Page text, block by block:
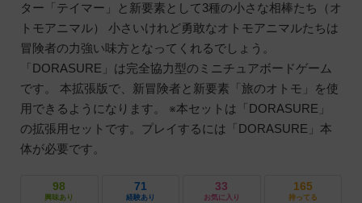
ター「テイマー」と新要素として3種の小さな相棒たち（オ
トモアニマル） 小さいけれど勇敢なオトモアニマルたちは
冒険者の力強い味方となってくれるでしょう。
「DORASURE」は完全協力型のミニチュアボードゲーム
です。 本拡張版で、新冒険者と新要素「旅のオトモ」を使
用できるようになります。 ※本セットは「DORASURE」
の拡張用セットです。プレイするには「DORASURE」本
体が必要です。
98
興味あり
71
経験あり
33
お気に入り
165
持ってる